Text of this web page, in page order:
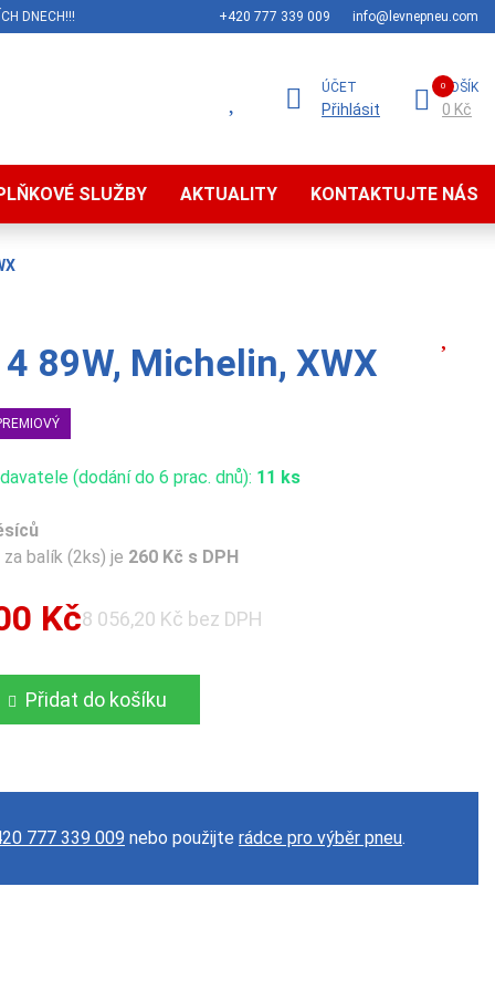
DNECH!!! +420 777 339 009 info@levnepneu.com
ÚČET
Přihlásit
KOŠÍK
0 Kč
SLUŽBY AKTUALITY KONTAKTUJTE NÁS
89W, Michelin, XWX
(dodání do 6 prac. dnů): 11 ks
balík (2ks) je 260 Kč s DPH
Kč8 056,20 Kč bez DPH
Přidat do košíku
777 339 009 nebo použijte rádce pro výběr pneu.